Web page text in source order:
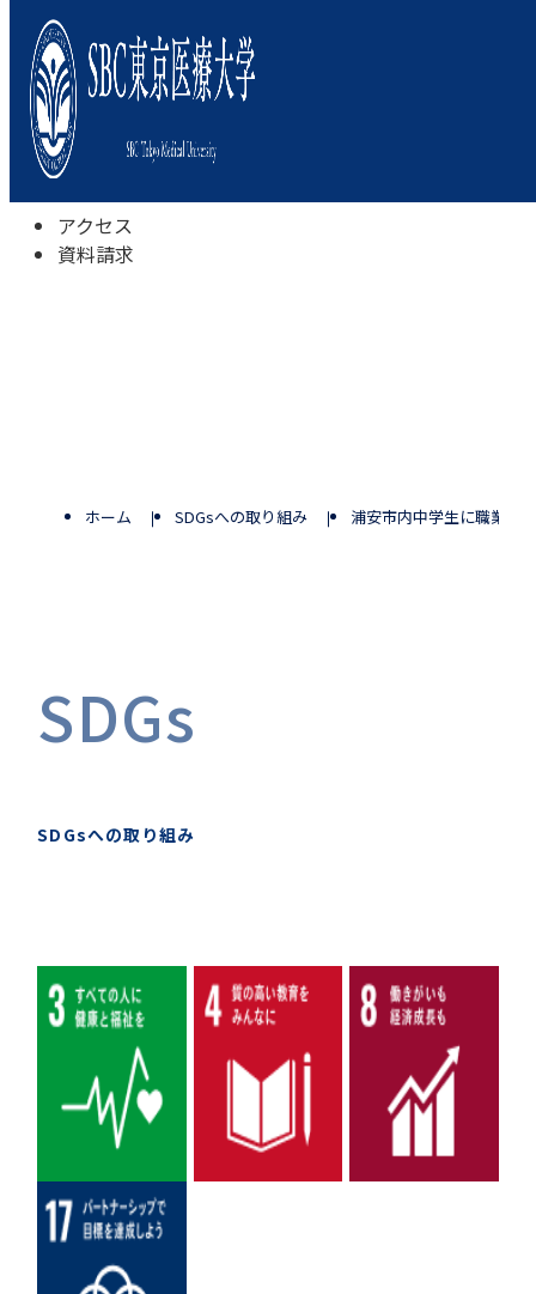
本学について
学びの特色
学部・学科
キャンパスライフ
入試情報
受験相談会
アクセス
資料請求
SDGs
SDGsへの取り組み
ホーム SDGsへの取り組み 浦安市内中学生に職業体